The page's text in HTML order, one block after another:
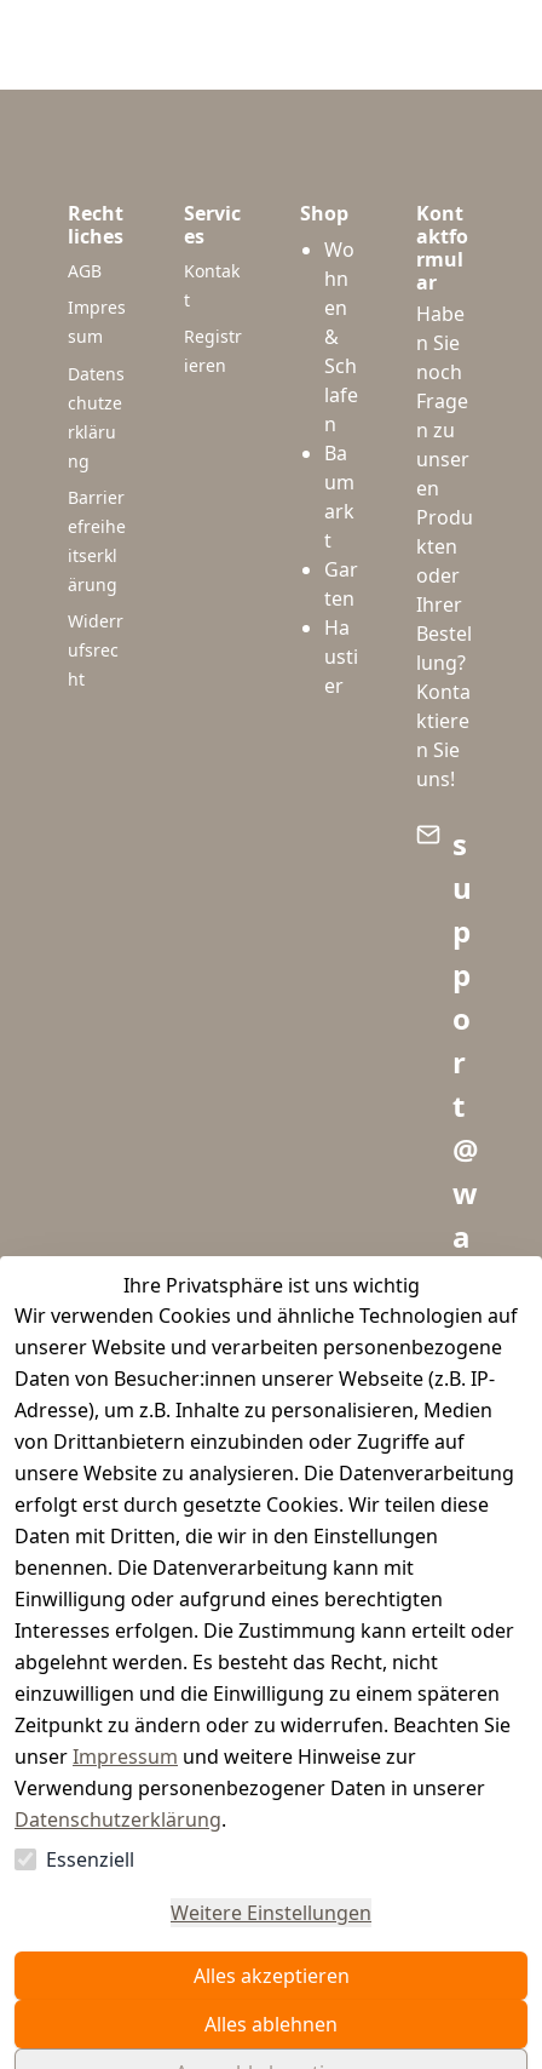
Ihre Privatsphäre ist uns wichtig
Wir verwenden Cookies und ähnliche Technologien auf
unserer Website und verarbeiten personenbezogene
Daten von Besucher:innen unserer Webseite (z.B. IP-
Adresse), um z.B. Inhalte zu personalisieren, Medien
von Drittanbietern einzubinden oder Zugriffe auf
unsere Website zu analysieren. Die Datenverarbeitung
erfolgt erst durch gesetzte Cookies. Wir teilen diese
Daten mit Dritten, die wir in den Einstellungen
benennen. Die Datenverarbeitung kann mit
Einwilligung oder aufgrund eines berechtigten
Interesses erfolgen. Die Zustimmung kann erteilt oder
abgelehnt werden. Es besteht das Recht, nicht
einzuwilligen und die Einwilligung zu einem späteren
Zeitpunkt zu ändern oder zu widerrufen. Beachten Sie
unserImpressum und weitere Hinweise zur
Verwendung personenbezogener Daten in unserer
Datenschutzerklärung.
Essenziell
Weitere Einstellungen
Alles akzeptieren
Alles ablehnen
Recht
liches
AGB
Impres
sum
Datens
chutze
rkläru
ng
Barrier
efreihe
itserkl
ärung
Widerr
ufsrec
ht
Servic
es
Kontak
t
Registr
ieren
Shop
Wo
hn
en
&
Sch
lafe
n
Ba
um
ark
t
Gar
ten
Ha
usti
er
Kont
aktfo
rmul
ar
Habe
n Sie
noch
Frage
n zu
unser
en
Produ
kten
oder
Ihrer
Bestel
lung?
Konta
ktiere
n Sie
uns!
s
u
p
p
o
r
t
@
w
a
d
m
e
i
s
r.
e
Vertrag
widerrufen